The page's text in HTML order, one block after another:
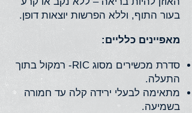
בעור התוף, וללא הפרשות יוצאות דופן.
מאפיינים כלליים:
סדרת מכשירים מסוג RIC- רמקול בתוך
התעלה.
מתאימה לבעלי ירידה קלה עד חמורה
בשמיעה.